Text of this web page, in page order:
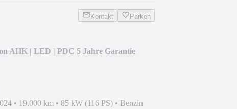
Kontakt Parken
AHK | LED | PDC 5 Jahre Garantie
• 19.000 km • 85 kW (116 PS) • Benzin